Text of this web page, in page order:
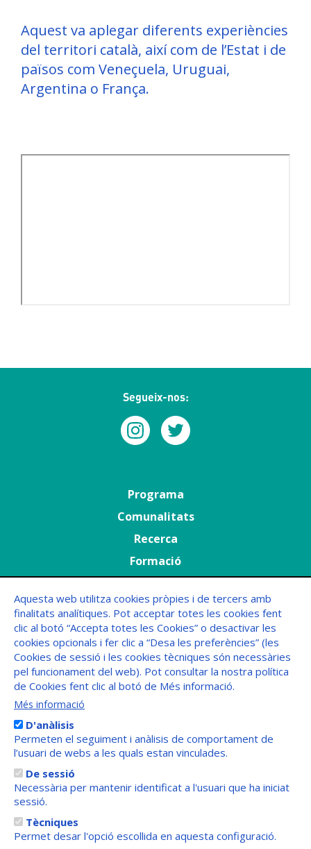
Aquest va aplegar diferents experiències
del territori català, així com de l’Estat i de
països com Veneçuela, Uruguai,
Argentina o França.
Segueix-nos:
Programa
Comunalitats
Recerca
Formació
Menú
Peu
FAQs
Aquesta web utilitza cookies pròpies i de tercers amb
finalitats analítiques. Pot acceptar totes les cookies fent
clic al botó “Accepta totes les Cookies” o desactivar les
cookies opcionals i fer clic a “Desa les preferències” (les
Cookies de sessió i les cookies tècniques són necessàries
pel funcionament del web). Pot consultar la nostra política
de Cookies fent clic al botó de Més informació.
Més informació
D'anàlisis
Permeten el seguiment i anàlisis de comportament de
l’usuari de webs a les quals estan vinculades.
De sessió
Necessària per mantenir identificat a l'usuari que ha iniciat
sessió.
Tècniques
Permet desar l'opció escollida en aquesta configuració.